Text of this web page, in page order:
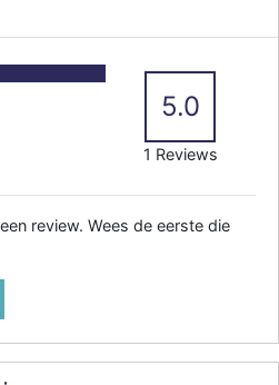
5.0
1 Reviews
review. Wees de eerste die